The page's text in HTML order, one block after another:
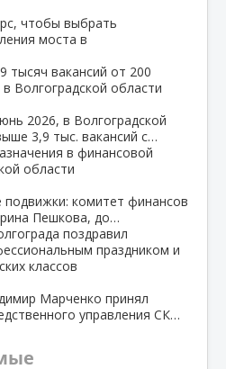
чтобы выбрать
моста в
тысяч вакансий от 200
Волгоградской области
2026, в Волгоградской
3,9 тыс. вакансий с…
в финансовой
области
комитет финансов
Пешкова, до…
поздравил
праздником и
классов
Марченко принял
управления СК…